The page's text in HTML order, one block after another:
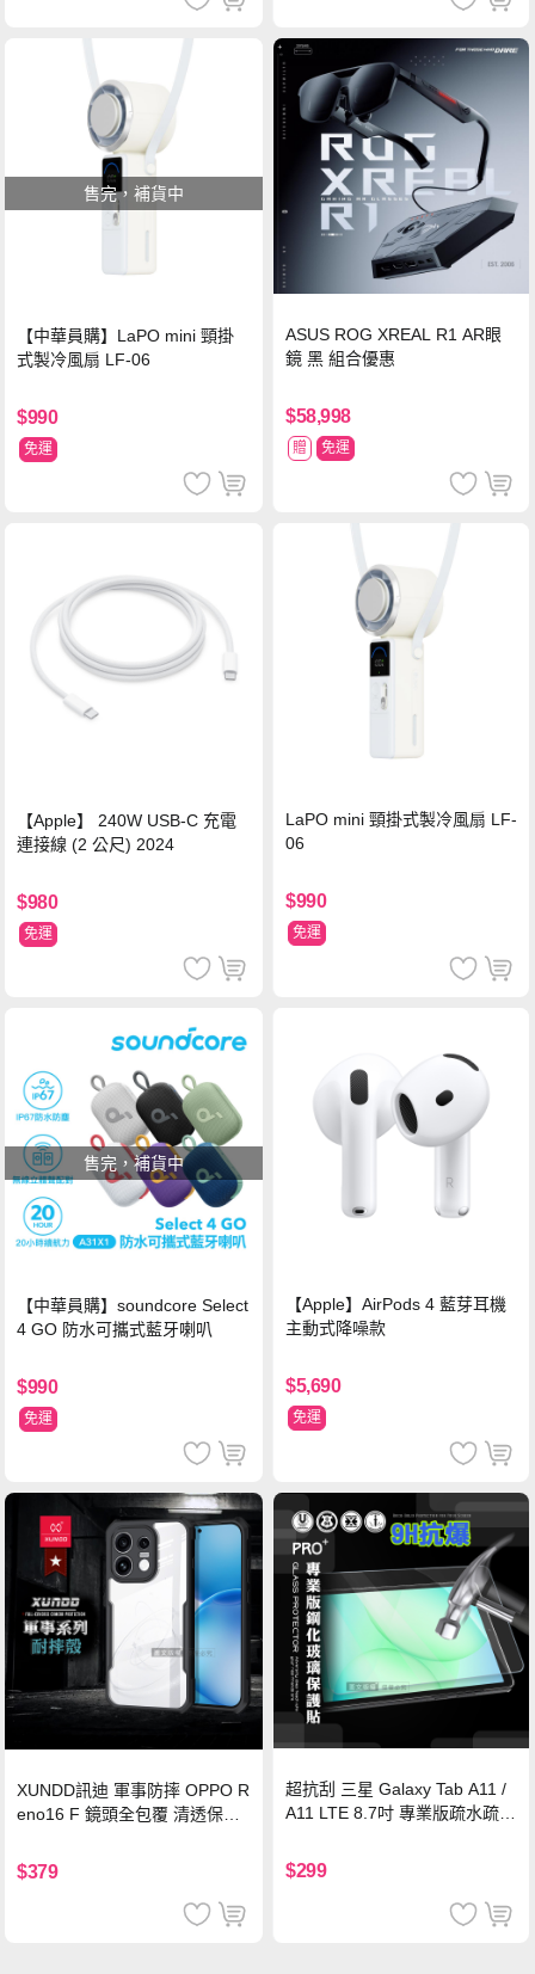
售完，補貨中
【中華員購】LaPO mini 頸掛
式製冷風扇 LF-06
$990
免運
ASUS ROG XREAL R1 AR眼
鏡 黑 組合優惠
$58,998
贈 免運
【Apple】 240W USB-C 充電
連接線 (2 公尺) 2024
$980
免運
LaPO mini 頸掛式製冷風扇 LF-
06
$990
免運
售完，補貨中
【中華員購】soundcore Select
4 GO 防水可攜式藍牙喇叭
$990
免運
【Apple】AirPods 4 藍芽耳機
主動式降噪款
$5,690
免運
XUNDD訊迪 軍事防摔 OPPO R
eno16 F 鏡頭全包覆 清透保護
$379
超抗刮 三星 Galaxy Tab A11 /
A11 LTE 8.7吋 專業版疏水疏油
$299